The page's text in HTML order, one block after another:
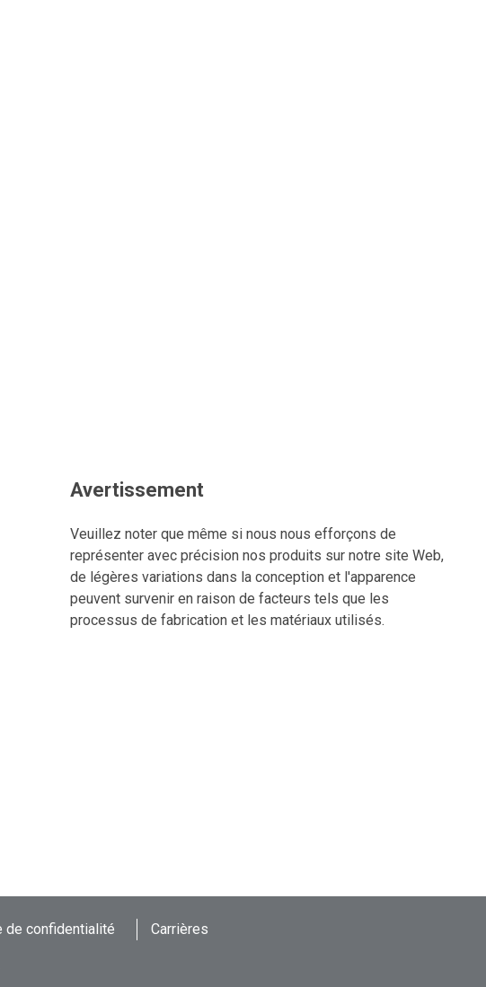
Avertissement
Veuillez noter que même si nous nous efforçons de
représenter avec précision nos produits sur notre site Web,
de légères variations dans la conception et l'apparence
peuvent survenir en raison de facteurs tels que les
processus de fabrication et les matériaux utilisés.
de confidentialité Carrières